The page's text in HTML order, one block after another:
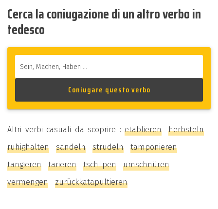
Cerca la coniugazione di un altro verbo in
tedesco
Altri verbi casuali da scoprire : etablieren
herbsteln
ruhighalten
sandeln strudeln
tamponieren
tangieren
tarieren tschilpen
umschnüren
vermengen
zurückkatapultieren